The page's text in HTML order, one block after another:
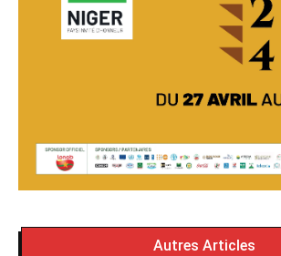
Autres Articles